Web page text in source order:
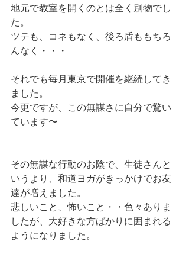
地元で教室を開くのとは全く別物でし
た。
ツテも、コネもなく、後ろ盾ももちろ
んなく・・・
それでも毎月東京で開催を継続してき
ました。
今更ですが、この無謀さに自分で驚い
ています〜
その無謀な行動のお陰で、生徒さんと
いうより、和道ヨガがきっかけでお友
達が増えました。
悲しいこと、怖いこと・・色々ありま
したが、大好きな方ばかりに囲まれる
ようになりました。